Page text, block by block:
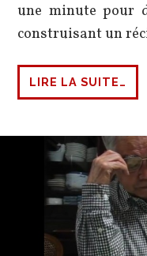
une minute pour
construisant un
LIRE LA SUITE…